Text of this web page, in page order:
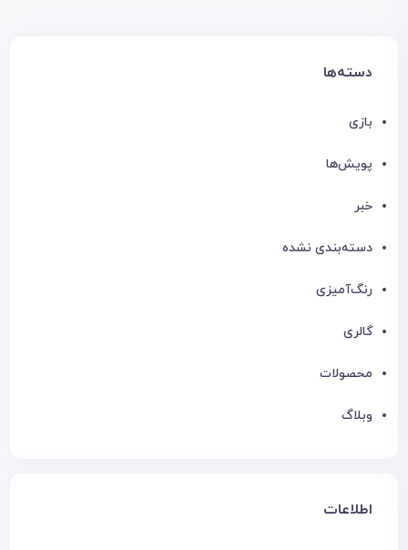
دسته‌ها
بازی
پویش‌ها
خبر
دسته‌بندی نشده
رنگ‌آمیزی
گالری
محصولات
وبلاگ
اطلاعات